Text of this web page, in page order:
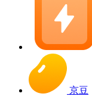
京豆